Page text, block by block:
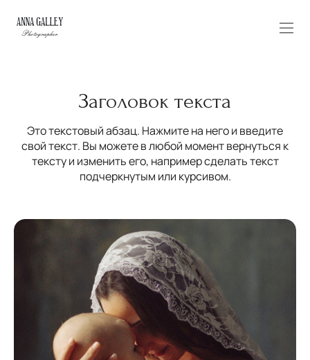
Заголовок текста
Это текстовый абзац. Нажмите на него и введите
свой текст. Вы можете в любой момент вернуться к
тексту и изменить его, например сделать текст
подчеркнутым или курсивом.